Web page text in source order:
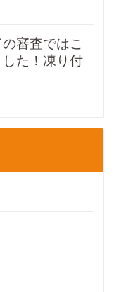
審査ではこ
た！凍り付